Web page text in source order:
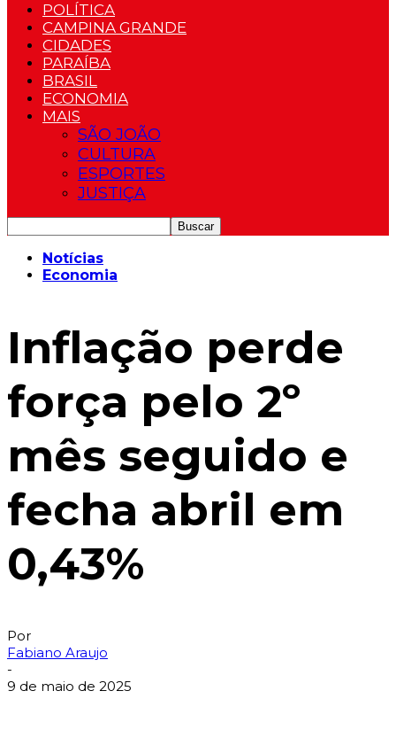
POLÍTICA
CAMPINA GRANDE
CIDADES
PARAÍBA
BRASIL
ECONOMIA
MAIS
SÃO JOÃO
CULTURA
ESPORTES
JUSTIÇA
Notícias
Economia
Inflação perde
força pelo 2º
mês seguido e
fecha abril em
0,43%
Por
Fabiano Araujo
-
9 de maio de 2025